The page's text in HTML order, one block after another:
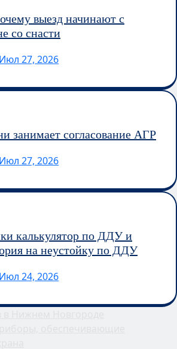
выезд начинают с
со снасти
Июл 27, 2026
занимает согласование АГР
Июл 27, 2026
калькулятор по ДДУ и
на неустойку по ДДУ
Июл 24, 2026